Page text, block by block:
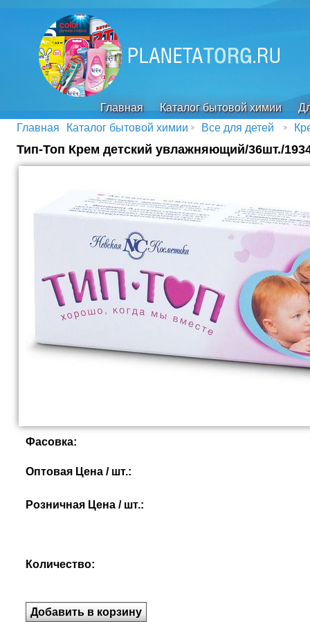
Главная Каталог бытовой химии
Главная
Каталог бытовой химии Все для детей
Тип-Топ Крем детский увлажняющий/36шт./
Фасовка:
Оптовая Цена / шт.:
Розничная Цена / шт.:
Количество: